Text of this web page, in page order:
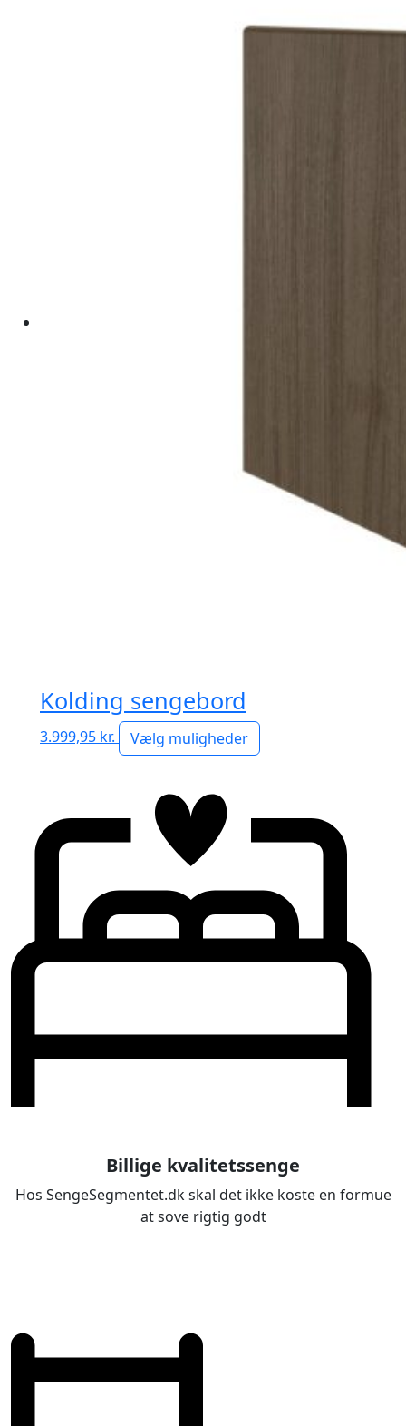
Kolding sengebord
3.999,95 kr. Vælg muligheder
Billige kvalitetssenge
Hos SengeSegmentet.dk skal det ikke koste en formue
at sove rigtig godt